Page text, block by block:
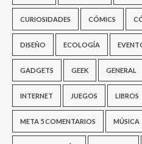
CURIOSIDADES CÓMICS
DISEÑO ECOLOGÍA
GADGETS GEEK GENERAL
INTERNET JUEGOS LIBROS
META 5 COMENTARIOS MÚSICA